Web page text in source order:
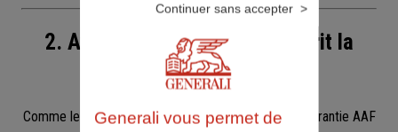
2. Avoir éventuellement souscrit la
garantie ITT
Comme le prévoit l’avis du CCSF, le bénéfice de la garantie AAF
Generali vous permet de
Continuer sans accepter